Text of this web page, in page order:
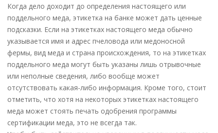
Когда дело доходит до определения настоящего или
поддельного меда, этикетка на банке может дать ценные
подсказки. Если на этикетках настоящего меда обычно
указывается имя и адрес пчеловода или медоносной
фермы, вид меда и страна происхождения, то на этикетках
поддельного меда могут быть указаны лишь отрывочные
или неполные сведения, либо вообще может
отсутствовать какая-либо информация. Кроме того, стоит
отметить, что хотя на некоторых этикетках настоящего
меда может стоять печать одобрения программы
сертификации меда, это не всегда так.